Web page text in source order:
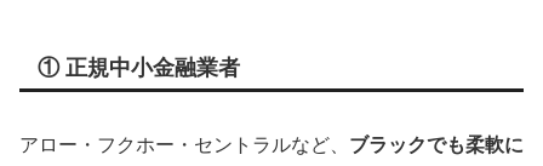
① 正規中小金融業者
アロー・フクホー・セントラルなど、 ブラックでも柔軟に